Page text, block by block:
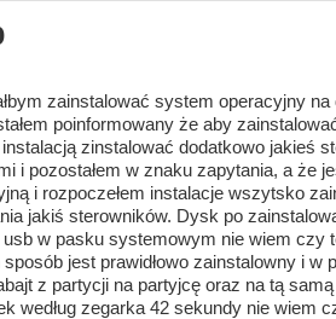
zainstalować system operacyjny
poinformowany że aby
zinstalować dodatkowo jakieś
i pozostałem w znaku zapytania, a że
i rozpoczełem instalacje wszytsko
jakiś sterowników. Dysk po
w pasku systemowym nie wiem czy
jest prawidłowo zainstalowny i w
z partycji na partyjcę oraz na tą
według zegarka 42 sekundy nie wiem